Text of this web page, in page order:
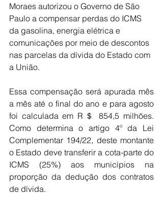
Moraes autorizou o Governo de São
Paulo a compensar perdas do ICMS
da gasolina, energia elétrica e
comunicações por meio de descontos
nas parcelas da dívida do Estado com
a União.
Essa compensação será apurada mês
a mês até o final do ano e para agosto
foi calculada em R＄ 854,5 milhões.
Como determina o artigo 4º da Lei
Complementar 194/22, deste montante
o Estado deve transferir a cota-parte do
ICMS (25%) aos municípios na
proporção da dedução dos contratos
de dívida.